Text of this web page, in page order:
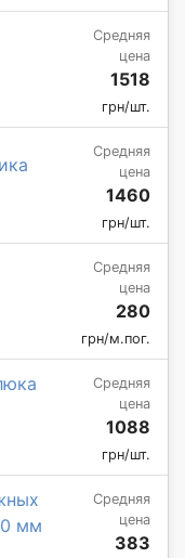
Средняя
цена
1518
грн/шт.
Средняя
цена
1460
грн/шт.
Средняя
цена
280
грн/м.пог.
Средняя
цена
1088
грн/шт.
мм
Средняя
цена
383